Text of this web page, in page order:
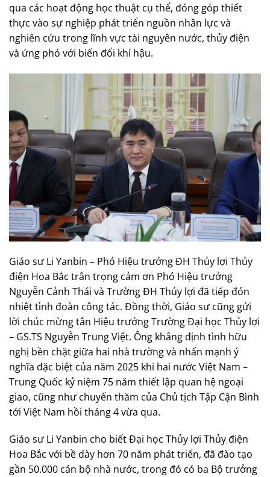
qua các hoạt động học thuật cụ thể, đóng góp thiết
thực vào sự nghiệp phát triển nguồn nhân lực và
nghiên cứu trong lĩnh vực tài nguyên nước, thủy điện
và ứng phó với biến đổi khí hậu.
Giáo sư Li Yanbin – Phó Hiệu trưởng ĐH Thủy lợi Thủy
điện Hoa Bắc trân trọng cảm ơn Phó Hiệu trưởng
Nguyễn Cảnh Thái và Trường ĐH Thủy lợi đã tiếp đón
nhiệt tình đoàn công tác. Đồng thời, Giáo sư cũng gửi
lời chúc mừng tân Hiệu trưởng Trường Đại học Thủy lợi
– GS.TS Nguyễn Trung Việt. Ông khẳng định tình hữu
nghị bền chặt giữa hai nhà trường và nhấn mạnh ý
nghĩa đặc biệt của năm 2025 khi hai nước Việt Nam –
Trung Quốc kỷ niệm 75 năm thiết lập quan hệ ngoại
giao, cũng như chuyến thăm của Chủ tịch Tập Cận Bình
tới Việt Nam hồi tháng 4 vừa qua.
Giáo sư Li Yanbin cho biết Đại học Thủy lợi Thủy điện
Hoa Bắc với bề dày hơn 70 năm phát triển, đã đào tạo
gần 50.000 cán bộ nhà nước, trong đó có ba Bộ trưởng